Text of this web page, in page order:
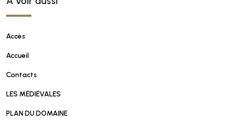
Accès
Accueil
Contacts
LES MÉDIÉVALES
PLAN DU DOMAINE